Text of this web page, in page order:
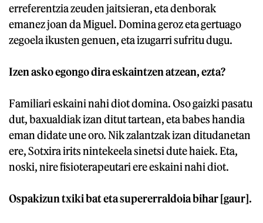
erreferentzia zeuden jaitsieran, eta denborak
emanez joan da Miguel. Domina geroz eta gertuago
zegoela ikusten genuen, eta izugarri sufritu dugu.
Izen asko egongo dira eskaintzen atzean, ezta?
Familiari eskaini nahi diot domina. Oso gaizki pasatu
dut, baxualdiak izan ditut tartean, eta babes handia
eman didate une oro. Nik zalantzak izan ditudanetan
ere, Sotxira irits nintekeela sinetsi dute haiek. Eta,
noski, nire fisioterapeutari ere eskaini nahi diot.
Ospakizun txiki bat eta supererraldoia bihar [gaur].